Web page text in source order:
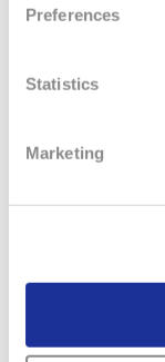
Preferences
Statistics
Marketing